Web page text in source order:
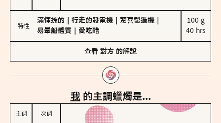
特性
滿懂撩的 行走的發電機 驚喜製造機
易暈船體質
愛吃醋
100 g
40 hrs
查看 對方 的解說
我 的主調蠟燭是...
主調 次調